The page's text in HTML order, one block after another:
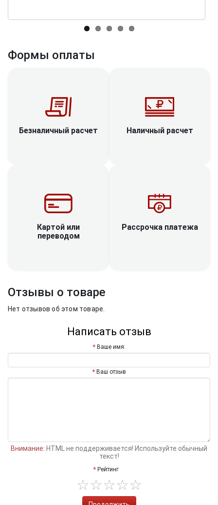
Формы оплаты
Безналичный расчет Наличный расчет
Картой или
переводом
Рассрочка платежа
Отзывы о товаре
Нет отзывов об этом товаре.
Написать отзыв
Ваше имя:
Ваш отзыв
Внимание: HTML не поддерживается! Используйте обычный
текст!
Рейтинг